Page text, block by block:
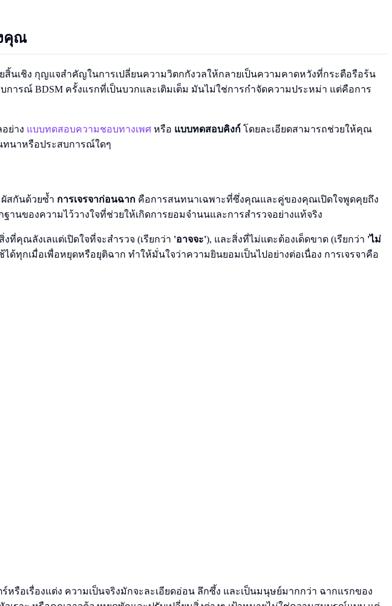
คุณ
นเชิง กุญแจสำคัญในการเปลี่ยนความวิตกกังวลให้กลายเป็นความคาดหวังที่กระตือรือร้น
รณ์ BDSM ครั้งแรกที่เป็นบวกและเติมเต็ม มันไม่ใช่การกำจัดความประหม่า แต่คือการ
ย่าง แบบทดสอบความชอบทางเพศ หรือ แบบทดสอบคิงก์ โดยละเอียดสามารถช่วยให้คุณ
นาหรือประสบการณ์ใดๆ
สกันด้วยซ้ำ การเจรจาก่อนฉาก คือการสนทนาเฉพาะที่ซึ่งคุณและคู่ของคุณเปิดใจพูดคุยถึง
นของความไว้วางใจที่ช่วยให้เกิดการยอมจำนนและการสำรวจอย่างแท้จริง
งที่คุณลังเลแต่เปิดใจที่จะสำรวจ (เรียกว่า 'อาจจะ'), และสิ่งที่ไม่แตะต้องเด็ดขาด (เรียกว่า 'ไม่
กเมื่อเพื่อหยุดหรือยุติฉาก ทำให้มั่นใจว่าความยินยอมเป็นไปอย่างต่อเนื่อง การเจรจาคือ
รือเรื่องแต่ง ความเป็นจริงมักจะละเอียดอ่อน ลึกซึ้ง และเป็นมนุษย์มากกว่า ฉากแรกของ